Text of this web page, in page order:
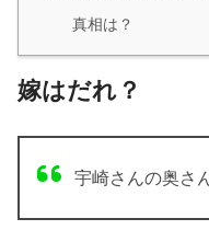
真相は？
嫁はだれ？
宇崎さんの奥さ